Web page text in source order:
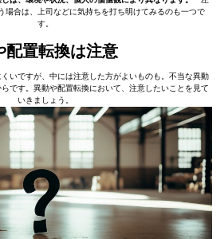
場合は、上司などに気持ちを打ち明けてみるのも一つで
す。
配置転換は注意
くいですが、中には注意した方がよいものも。不当な異動
です。異動や配置転換において、注意したいことを見て
いきましょう。